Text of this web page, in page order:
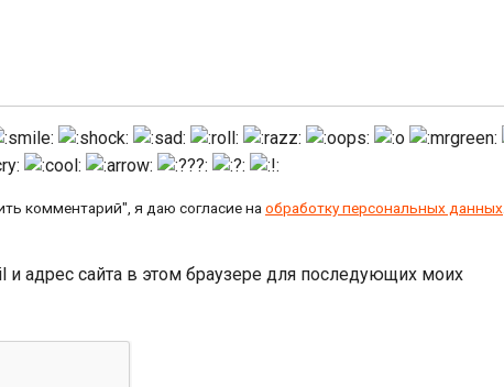
комментарий", я даю согласие на обработку персональных данных
и адрес сайта в этом браузере для последующих моих